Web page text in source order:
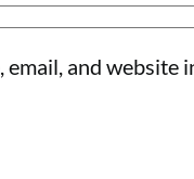
email, and